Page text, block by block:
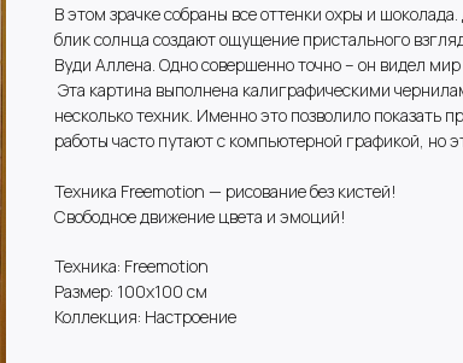
В этом зрачке собраны все оттенки охры и
блик солнца создают ощущение пристального
Вуди Аллена. Одно совершенно точно – он видел
Эта картина выполнена калиграфическими
несколько техник. Именно это позволило показать
работы часто путают с компьютерной графикой, но
Техника Freemotion — рисование без кистей!
Свободное движение цвета и эмоций!
Техника: Freemotion
Размер: 100х100 см
Коллекция: Настроение